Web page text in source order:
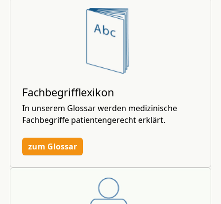
Fachbegrifflexikon
In unserem Glossar werden medizinische
Fachbegriffe patientengerecht erklärt.
zum Glossar